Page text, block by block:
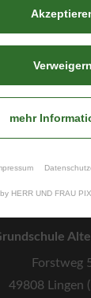
Forstweg
49808 Lingen
Verweigern
mehr
HERR UND FRAU